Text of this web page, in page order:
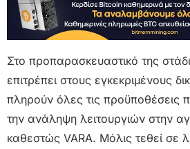
Στο προπαρασκευαστικό της
επιτρέπει στους εγκεκριμένους
πληρούν όλες τις προϋποθέσεις
την ανάληψη λειτουργιών στην
καθεστώς VARA. Μόλις τεθεί σε